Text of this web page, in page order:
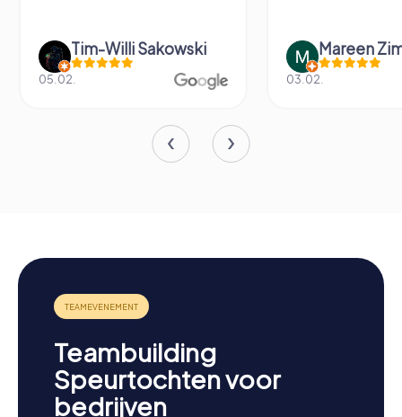
Mareen Zimmermann
03.02.
Fabian
14.06.
Teambuilding
Speurtochten voor
bedrijven